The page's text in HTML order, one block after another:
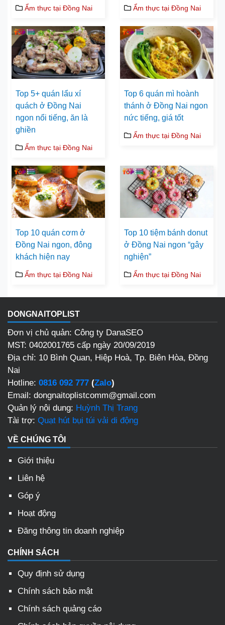
Ẩm thực tại Đồng Nai Ẩm thực tại Đồng Nai
Top 5+ quán lẩu xí
quách ở Đồng Nai
ngon nổi tiếng, ăn là
ghiền
Ẩm thực tại Đồng Nai
Top 6 quán mì hoành
thánh ở Đồng Nai ngon
nức tiếng, giá tốt
Ẩm thực tại Đồng Nai
Top 10 quán cơm ở
Đồng Nai ngon, đông
khách hiện nay
Ẩm thực tại Đồng Nai
Top 10 tiệm bánh donut
ở Đồng Nai ngon “gây
nghiện”
Ẩm thực tại Đồng Nai
DONGNAITOPLIST
Đơn vị chủ quản: Công ty DanaSEO
MST: 0402001765 cấp ngày 20/09/2019
Địa chỉ: 10 Bình Quan, Hiệp Hoà, Tp. Biên Hòa, Đồng
Nai
Hotline: 0816 092 777 (Zalo)
Email: dongnaitoplistcomm@gmail.com
Quản lý nội dung: Huỳnh Thị Trang
Tài trợ: Quạt hút bụi túi vải di động
VỀ CHÚNG TÔI
Giới thiệu
Liên hệ
Góp ý
Hoạt động
Đăng thông tin doanh nghiệp
CHÍNH SÁCH
Quy định sử dụng
Chính sách bảo mật
Chính sách quảng cáo